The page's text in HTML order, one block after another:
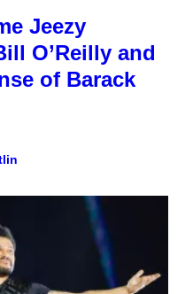
Jeezy
O’Reilly and
of Barack